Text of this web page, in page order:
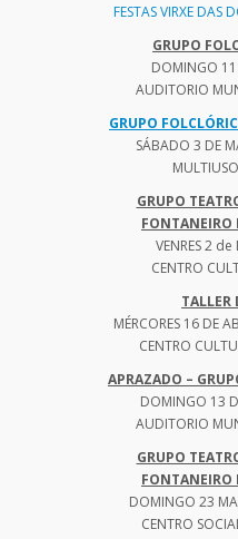
FESTAS VIRXE DAS
GRUPO
DOMINGO
AUDITORIO
GRUPO
SÁBADO 3 DE
GRUPO
FONTANEIRO
VENRES 2
CENTRO
TALLER
MÉRCORES 16 DE
CENTRO
APRAZADO –
DOMINGO 13
AUDITORIO
GRUPO
FONTANEIRO
DOMINGO 23
CENTRO